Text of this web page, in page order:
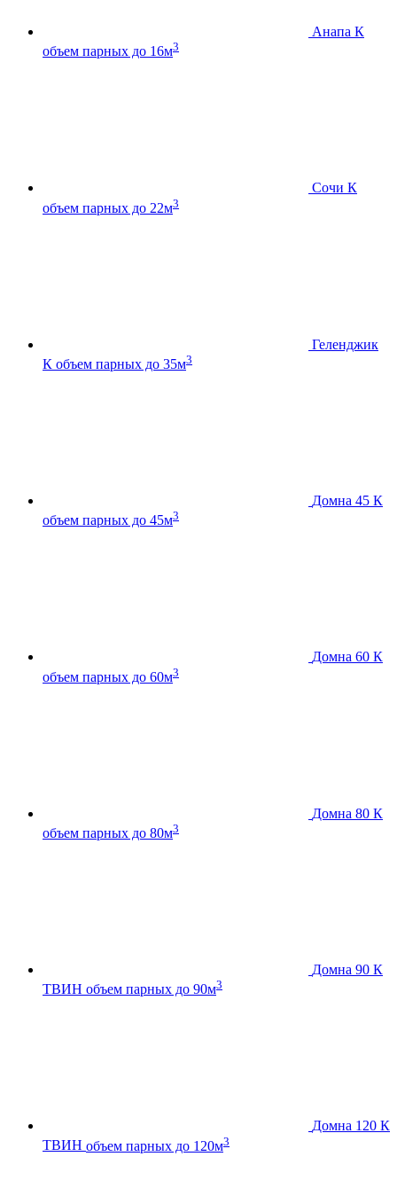
Анапа К
объем парных до 16м3
Сочи К
объем парных до 22м3
Геленджик
К объем парных до 35м3
Домна 45 К
объем парных до 45м3
Домна 60 К
объем парных до 60м3
Домна 80 К
объем парных до 80м3
Домна 90 К
ТВИН объем парных до 90м3
Домна 120 К
ТВИН объем парных до 120м3